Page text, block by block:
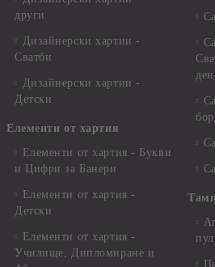
други
Дизайнерски хартии -
Сватби
Дизайнерски хартии -
Детски
Елементи от хартия
Елементи от хартия - Букви
и Цифри за Банери
Елементи от хартия -
Детски
Елементи от хартия -
Училище, Дипломиране и
ден